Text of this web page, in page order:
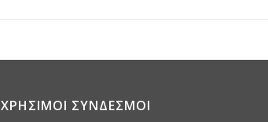
ΧΡΗΣΙΜΟΙ ΣΥΝΔΕΣΜΟΙ